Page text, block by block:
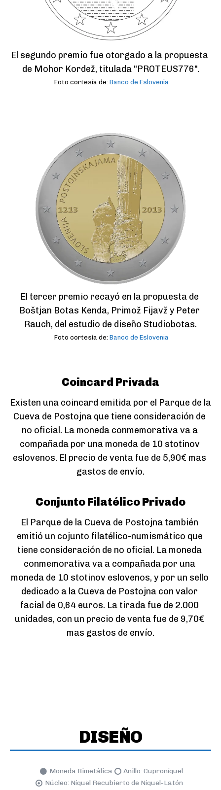
El segundo premio fue otorgado a la propuesta
de Mohor Kordež, titulada "PROTEUS776".
Foto cortesía de: Banco de Eslovenia
El tercer premio recayó en la propuesta de
Boštjan Botas Kenda, Primož Fijavž y Peter
Rauch, del estudio de diseño Studiobotas.
Foto cortesía de: Banco de Eslovenia
Coincard Privada
Existen una coincard emitida por el Parque de la
Cueva de Postojna que tiene consideración de
no oficial. La moneda conmemorativa va a
compañada por una moneda de 10 stotinov
eslovenos. El precio de venta fue de 5,90€ mas
gastos de envío.
Conjunto Filatélico Privado
El Parque de la Cueva de Postojna también
emitió un cojunto filatélico-numismático que
tiene consideración de no oficial. La moneda
conmemorativa va a compañada por una
moneda de 10 stotinov eslovenos, y por un sello
dedicado a la Cueva de Postojna con valor
facial de 0,64 euros. La tirada fue de 2.000
unidades, con un precio de venta fue de 9,70€
mas gastos de envío.
DISEÑO
Moneda Bimetálica
Anillo: Cuproníquel
Núcleo: Níquel Recubierto de Níquel-Latón